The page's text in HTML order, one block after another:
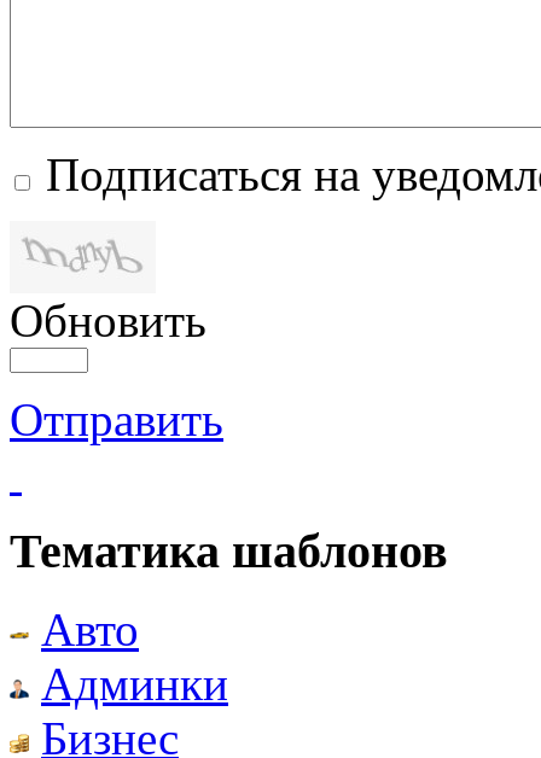
Подписаться на
Обновить
Отправить
Тематика шаблонов
Авто
Админки
Бизнес